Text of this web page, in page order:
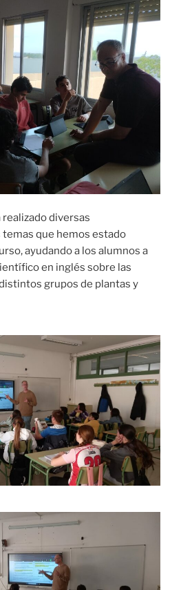
realizado diversas
que hemos estado
ayudando a los alumnos a
en inglés sobre las
grupos de plantas y